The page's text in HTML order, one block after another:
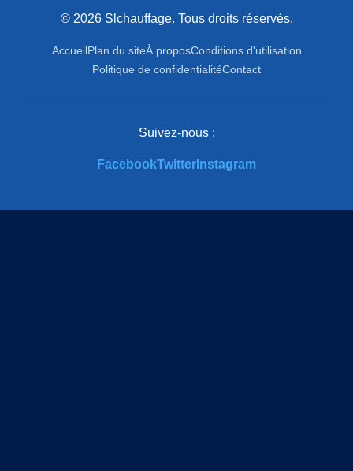
© 2026 Slchauffage. Tous droits réservés.
AccueilPlan du siteÀ proposConditions d'utilisation
Politique de confidentialitéContact
Suivez-nous :
FacebookTwitter Instagram